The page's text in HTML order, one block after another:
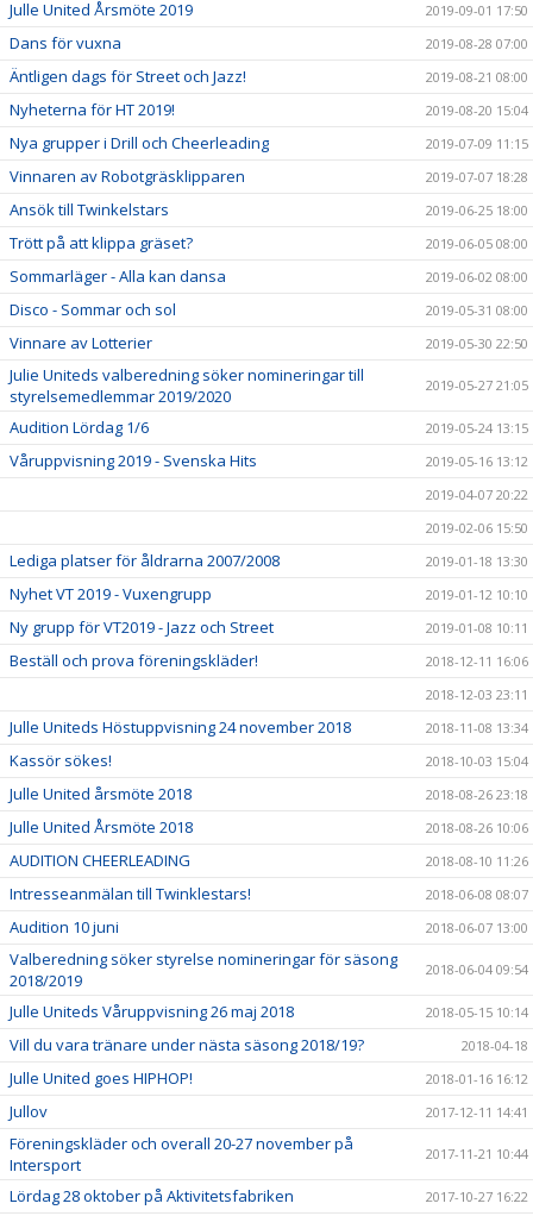
Julle United Årsmöte 2019 2019-09-01 17:50
Dans för vuxna 2019-08-28 07:00
Äntligen dags för Street och Jazz! 2019-08-21 08:00
Nyheterna för HT 2019! 2019-08-20 15:04
Nya grupper i Drill och Cheerleading 2019-07-09 11:15
Vinnaren av Robotgräsklipparen 2019-07-07 18:28
Ansök till Twinkelstars 2019-06-25 18:00
Trött på att klippa gräset? 2019-06-05 08:00
Sommarläger - Alla kan dansa 2019-06-02 08:00
Disco - Sommar och sol 2019-05-31 08:00
Vinnare av Lotterier 2019-05-30 22:50
Julie Uniteds valberedning söker nomineringar till
styrelsemedlemmar 2019/2020
2019-05-27 21:05
Audition Lördag 1/6 2019-05-24 13:15
Våruppvisning 2019 - Svenska Hits
2019-05-16 13:12
2019-04-07 20:22
2019-02-06 15:50
Lediga platser för åldrarna 2007/2008 2019-01-18 13:30
Nyhet VT 2019 - Vuxengrupp 2019-01-12 10:10
Ny grupp för VT2019 - Jazz och Street 2019-01-08 10:11
Beställ och prova föreningskläder!
2018-12-11 16:06
2018-12-03 23:11
Julle Uniteds Höstuppvisning 24 november 2018 2018-11-08 13:34
Kassör sökes! 2018-10-03 15:04
Julle United årsmöte 2018 2018-08-26 23:18
Julle United Årsmöte 2018 2018-08-26 10:06
AUDITION CHEERLEADING 2018-08-10 11:26
Intresseanmälan till Twinklestars! 2018-06-08 08:07
Audition 10 juni 2018-06-07 13:00
Valberedning söker styrelse nomineringar för säsong
2018/2019
2018-06-04 09:54
Julle Uniteds Våruppvisning 26 maj 2018 2018-05-15 10:14
Vill du vara tränare under nästa säsong 2018/19? 2018-04-18
Julle United goes HIPHOP! 2018-01-16 16:12
Jullov 2017-12-11 14:41
Föreningskläder och overall 20-27 november på
Intersport
2017-11-21 10:44
Lördag 28 oktober på Aktivitetsfabriken 2017-10-27 16:22